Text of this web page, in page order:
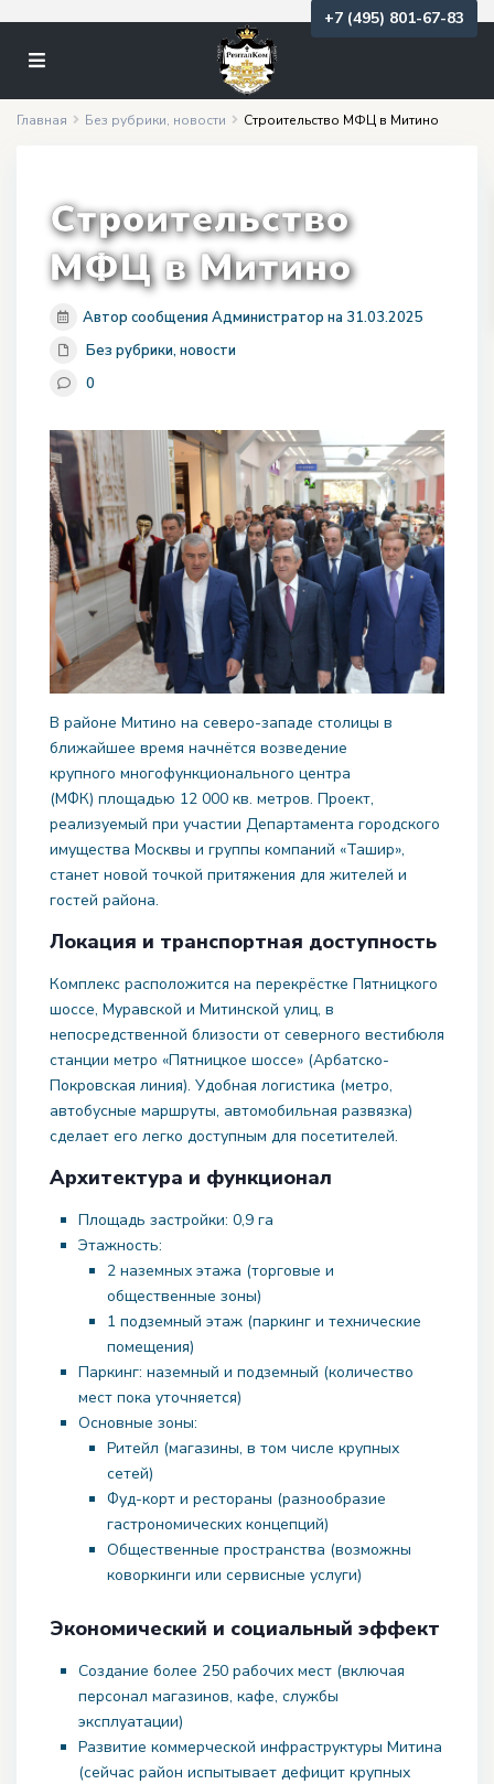
+7 (495) 801-67-83
Главная Без рубрики, новости Строительство МФЦ в Митино
Строительство
МФЦ в Митино
Автор сообщения Администратор на 31.03.2025
Без рубрики, новости
0
В районе Митино на северо-западе столицы в
ближайшее время начнётся возведение
крупного многофункционального центра
(МФК) площадью 12 000 кв. метров. Проект,
реализуемый при участии Департамента городского
имущества Москвы и группы компаний «Ташир»,
станет новой точкой притяжения для жителей и
гостей района.
Локация и транспортная доступность
Комплекс расположится на перекрёстке Пятницкого
шоссе, Муравской и Митинской улиц, в
непосредственной близости от северного вестибюля
станции метро «Пятницкое шоссе» (Арбатско-
Покровская линия). Удобная логистика (метро,
автобусные маршруты, автомобильная развязка)
сделает его легко доступным для посетителей.
Архитектура и функционал
Площадь застройки: 0,9 га
Этажность:
2 наземных этажа (торговые и
общественные зоны)
1 подземный этаж (паркинг и технические
помещения)
Паркинг: наземный и подземный (количество
мест пока уточняется)
Основные зоны:
Ритейл (магазины, в том числе крупных
сетей)
Фуд-корт и рестораны (разнообразие
гастрономических концепций)
Общественные пространства (возможны
коворкинги или сервисные услуги)
Экономический и социальный эффект
Создание более 250 рабочих мест (включая
персонал магазинов, кафе, службы
эксплуатации)
Развитие коммерческой инфраструктуры Митина
(сейчас район испытывает дефицит крупных